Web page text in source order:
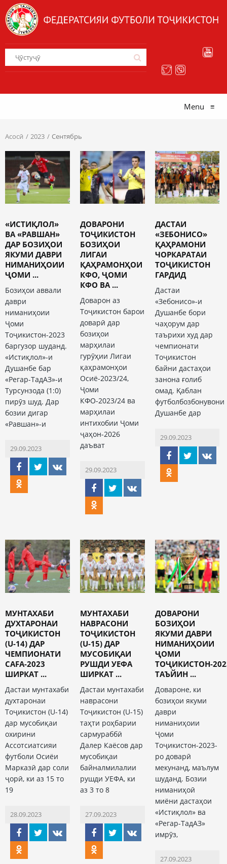
Menu ≡
Асосӣ 2023 Сентябрь
«ИСТИҚЛОЛ»
ВА «РАВШАН»
ДАР БОЗИҲОИ
ЯКУМИ ДАВРИ
НИМАНИҲОИИ
ҶОМИ ...
Бозиҳои аввали
даври
ниманиҳоии
Ҷоми
Тоҷикистон-2023
баргузор шуданд.
«Истиқлол»-и
Душанбе бар
«Регар-ТадАЗ»-и
Турсунзода (1:0)
пирӯз шуд. Дар
бозии дигар
«Равшан»-и
29.09.2023
ДОВАРОНИ
ТОҶИКИСТОН
БОЗИҲОИ
ЛИГАИ
ҚАҲРАМОНҲОИ
КФО, ҶОМИ
КФО ВА ...
Доварон аз
Тоҷикистон барои
доварӣ дар
бозиҳои
марҳилаи
гурӯҳии Лигаи
қаҳрамонҳои
Осиё-2023/24,
Ҷоми
КФО-2023/24 ва
марҳилаи
интихобии Ҷоми
ҷаҳон-2026
даъват
29.09.2023
ДАСТАИ
«ЗЕБОНИСО»
ҚАҲРАМОНИ
ЧОРКАРАТАИ
ТОҶИКИСТОН
ГАРДИД
Дастаи
«Зебонисо»-и
Душанбе бори
чаҳорум дар
таърихи худ дар
чемпионати
Тоҷикистон
байни дастаҳои
занона ғолиб
омад. Қаблан
футболбозбонувони
Душанбе дар
29.09.2023
МУНТАХАБИ
ДУХТАРОНАИ
ТОҶИКИСТОН
(U-14) ДАР
ЧЕМПИОНАТИ
CAFA-2023
ШИРКАТ ...
Дастаи мунтахаби
духтаронаи
Тоҷикистон (U-14)
дар мусобиқаи
охирини
Ассотсиатсияи
футболи Осиёи
Марказӣ дар соли
ҷорӣ, ки аз 15 то
19
28.09.2023
МУНТАХАБИ
НАВРАСОНИ
ТОҶИКИСТОН
(U-15) ДАР
МУСОБИҚАИ
РУШДИ УЕФА
ШИРКАТ ...
Дастаи мунтахаби
наврасони
Тоҷикистон (U-15)
таҳти роҳбарии
сармураббӣ
Далер Каёсов дар
мусобиқаи
байналмилалии
рушди УЕФА, ки
аз 3 то 8
27.09.2023
ДОВАРОНИ
БОЗИҲОИ
ЯКУМИ ДАВРИ
НИМАНИҲОИИ
ҶОМИ
ТОҶИКИСТОН-
ТАЪЙИН ...
Довароне, ки
бозиҳои якуми
даври
ниманиҳоии
Ҷоми
Тоҷикистон-2023-
ро доварӣ
мекунанд, маълум
шуданд. Бозии
ниманиҳоӣ
миёни дастаҳои
«Истиқлол» ва
«Регар-ТадАЗ»
имрӯз,
27.09.2023